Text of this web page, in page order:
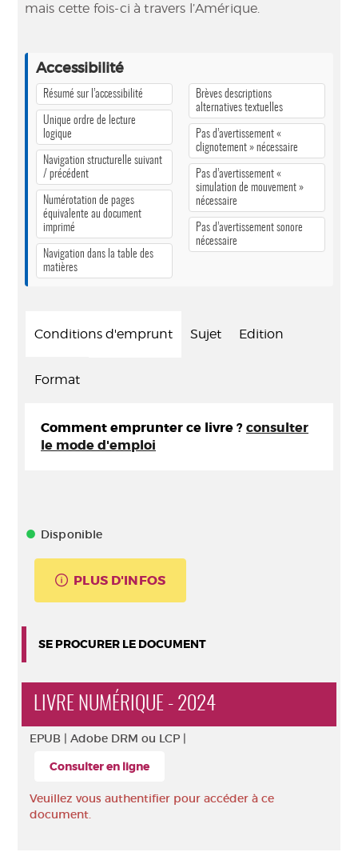
mais cette fois-ci à travers l’Amérique.
Accessibilité
Résumé sur l’accessibilité
Unique ordre de lecture
logique
Navigation structurelle suivant
/ précédent
Numérotation de pages
équivalente au document
imprimé
Navigation dans la table des
matières
Brèves descriptions
alternatives textuelles
Pas d’avertissement «
clignotement » nécessaire
Pas d’avertissement «
simulation de mouvement »
nécessaire
Pas d’avertissement sonore
nécessaire
Conditions d'emprunt Sujet Edition
Format
Comment emprunter ce livre ? consulter
le mode d'emploi
Disponible
PLUS D'INFOS
SE PROCURER LE DOCUMENT
LIVRE NUMÉRIQUE - 2024
EPUB | Adobe DRM ou LCP |
Consulter en ligne
Veuillez vous authentifier pour accéder à ce
document.